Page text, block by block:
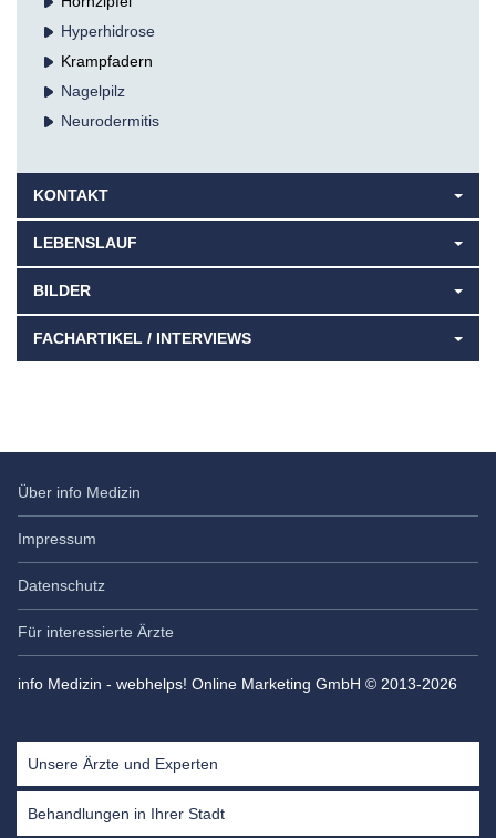
Hyperhidrose
Krampfadern
Nagelpilz
Neurodermitis
KONTAKT
LEBENSLAUF
BILDER
FACHARTIKEL / INTERVIEWS
Über info Medizin
Impressum
Datenschutz
Für interessierte Ärzte
info Medizin - webhelps! Online Marketing GmbH © 2013-2026
Unsere Ärzte und Experten
Behandlungen in Ihrer Stadt